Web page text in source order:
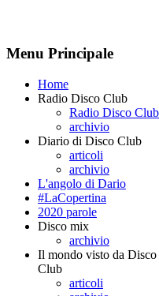
Menu Principale
Home
Radio Disco Club
Radio Disco Club
archivio
Diario di Disco Club
articoli
archivio
L'angolo di Dario
#LaCopertina
2020 parole
Disco mix
archivio
Il mondo visto da Disco
Club
articoli